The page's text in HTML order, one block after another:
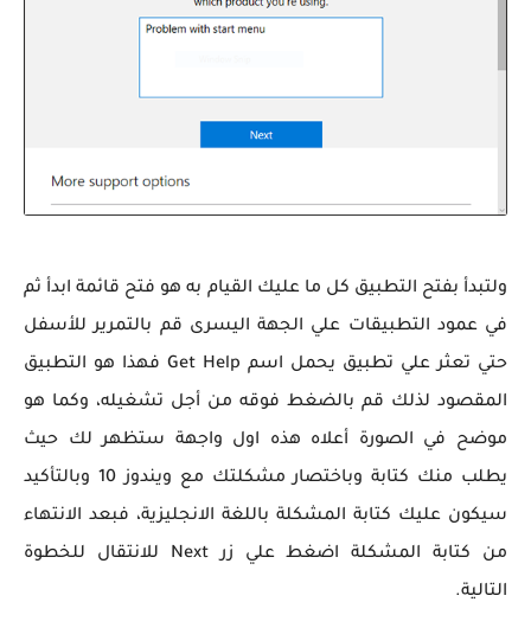
ولتبدأ بفتح التطبيق كل ما عليك القيام به هو فتح قائمة ابدأ ثم
في عمود التطبيقات علي الجهة اليسرى قم بالتمرير للأسفل
حتي تعثر علي تطبيق يحمل اسم Get Help فهذا هو التطبيق
المقصود لذلك قم بالضغط فوقه من أجل تشغيله، وكما هو
موضح في الصورة أعلاه هذه اول واجهة ستظهر لك حيث
يطلب منك كتابة وباختصار مشكلتك مع ويندوز 10 وبالتأكيد
سيكون عليك كتابة المشكلة باللغة الانجليزية، فبعد الانتهاء
من كتابة المشكلة اضغط علي زر Next للانتقال للخطوة
التالية.